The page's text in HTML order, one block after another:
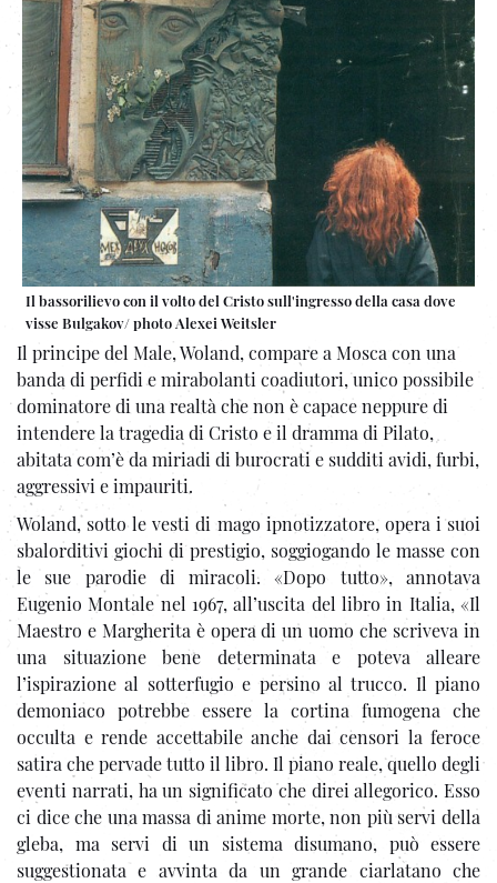
Il bassorilievo con il volto del Cristo sull'ingresso della casa dove
visse Bulgakov/ photo Alexei Weitsler
Il principe del Male, Woland, compare a Mosca con una
banda di perfidi e mirabolanti coadiutori, unico possibile
dominatore di una realtà che non è capace neppure di
intendere la tragedia di Cristo e il dramma di Pilato,
abitata com’è da miriadi di burocrati e sudditi avidi, furbi,
aggressivi e impauriti.
Woland, sotto le vesti di mago ipnotizzatore, opera i suoi
sbalorditivi giochi di prestigio, soggiogando le masse con
le sue parodie di miracoli. «Dopo tutto», annotava
Eugenio Montale nel 1967, all’uscita del libro in Italia, «Il
Maestro e Margherita è opera di un uomo che scriveva in
una situazione bene determinata e poteva alleare
l’ispirazione al sotterfugio e persino al trucco. Il piano
demoniaco potrebbe essere la cortina fumogena che
occulta e rende accettabile anche dai censori la feroce
satira che pervade tutto il libro. Il piano reale, quello degli
eventi narrati, ha un significato che direi allegorico. Esso
ci dice che una massa di anime morte, non più servi della
gleba, ma servi di un sistema disumano, può essere
suggestionata e avvinta da un grande ciarlatano che